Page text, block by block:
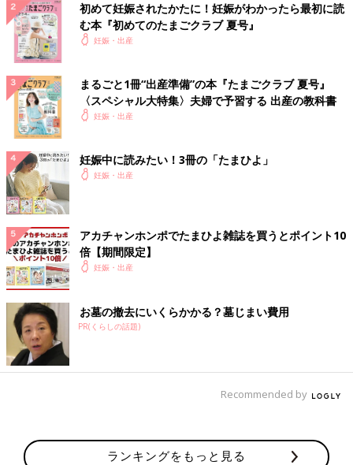
初めて妊娠されたかたに！妊娠がわかったら最初に読
む本『初めてのたまごクラブ 夏号』
妊娠・出産
まるごと1冊“出産準備”の本『たまごクラブ 夏号』
〈スペシャル大特集〉夫婦で予習する 出産の教科書
妊娠・出産
妊娠中に読みたい！3冊の「たまひよ」
妊娠・出産
アカチャンホンポでたまひよ雑誌を買うとポイント10
倍【期間限定】
妊娠・出産
お墓の撤去にいくらかかる？墓じまい費用
PR(くらしの話題)
Recommended by
ランキングをもっと見る